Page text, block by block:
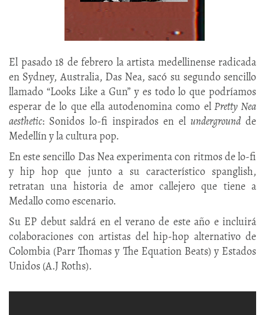
El pasado 18 de febrero la artista medellinense radicada
en Sydney, Australia, Das Nea, sacó su segundo sencillo
llamado “Looks Like a Gun” y es todo lo que podríamos
esperar de lo que ella autodenomina como elPretty Nea
aesthetic: Sonidos lo-fi inspirados en el underground de
Medellín y la cultura pop.
En este sencillo Das Nea experimenta con ritmos de lo-fi
y hip hop que junto a su característico spanglish,
retratan una historia de amor callejero que tiene a
Medallo como escenario.
Su EP debut saldrá en el verano de este año e incluirá
colaboraciones con artistas del hip-hop alternativo de
Colombia (Parr Thomas y The Equation Beats) y Estados
Unidos (A.J Roths).